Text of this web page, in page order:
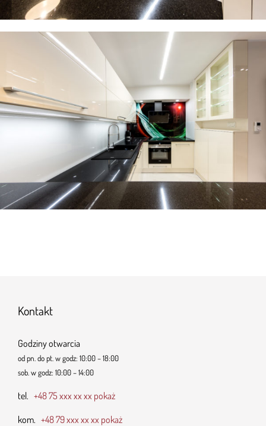
Kontakt
Godziny otwarcia
od pn. do pt. w godz: 10:00 – 18:00
sob. w godz: 10:00 – 14:00
tel. +48 75 xxx xx xx pokaż
kom. +48 79 xxx xx xx pokaż